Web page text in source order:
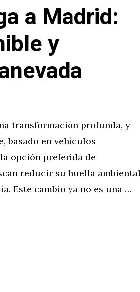
a Madrid:
y
transformación profunda, y
basado en vehículos
opción preferida de
reducir su huella ambiental
Este cambio ya no es una …